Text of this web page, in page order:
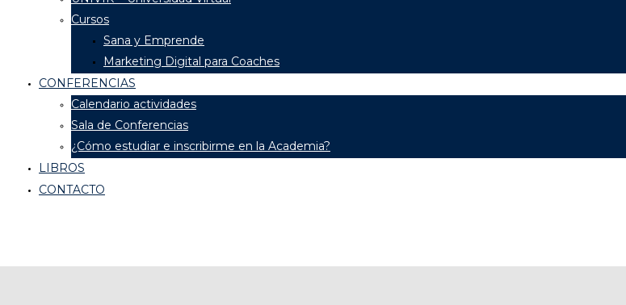
Cursos
Sana y Emprende
Marketing Digital para Coaches
CONFERENCIAS
Calendario actividades
Sala de Conferencias
¿Cómo estudiar e inscribirme en la Academia?
LIBROS
CONTACTO